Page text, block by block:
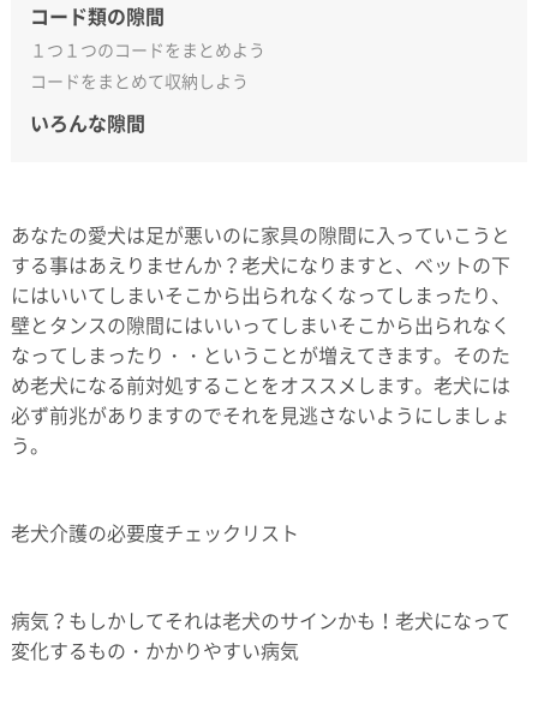
コード類の隙間
１つ１つのコードをまとめよう
コードをまとめて収納しよう
いろんな隙間
あなたの愛犬は足が悪いのに家具の隙間に入っていこうと
する事はあえりませんか？老犬になりますと、べットの下
にはいいてしまいそこから出られなくなってしまったり、
壁とタンスの隙間にはいいってしまいそこから出られなく
なってしまったり・・ということが増えてきます。そのた
め老犬になる前対処することをオススメします。老犬には
必ず前兆がありますのでそれを見逃さないようにしましょ
う。
老犬介護の必要度チェックリスト
病気？もしかしてそれは老犬のサインかも！老犬になって
変化するもの・かかりやすい病気